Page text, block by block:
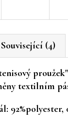
Související (4)
textilním